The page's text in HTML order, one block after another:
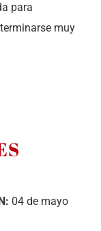
para
muy
04 de mayo